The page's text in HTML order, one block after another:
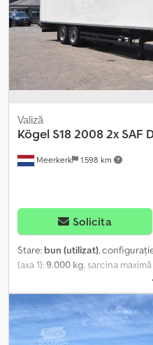
Meerkerk 1.598 km
Valiză
Kögel S18 2008 2x SAF
Solicita
Stare: bun (utilizat),
(axa 1):9.000 kg , sarcina
,
13.620 mm, lățimea spațiului
spațiu de încărcare:
2.730 mm
anvelopei:
385/65 R 22.5 ,
de fabricație:
2008, Dotări:ABS